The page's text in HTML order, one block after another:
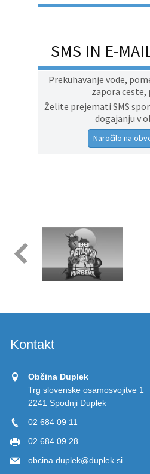
SMS IN E-
Prekuhavanje vode,
zapora ceste,
Želite prejemati SMS
dogajanju v
Naročilo na
Kontakt
Občina Duplek
Trg slovenske osamosvojitve 1
2241 Spodnji Duplek
02 684 09 11
02 684 09 28
obcina.duplek@duplek.si